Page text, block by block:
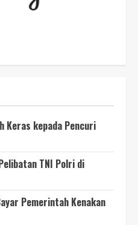
Keras kepada Pencuri
TNI Polri di
Pemerintah Kenakan